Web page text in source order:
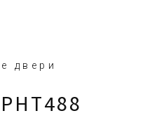
двери